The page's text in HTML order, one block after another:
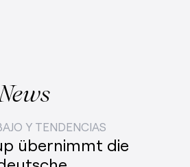
Y TENDENCIAS
übernimmt die